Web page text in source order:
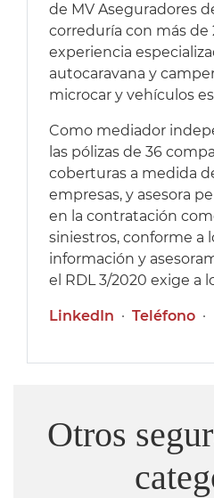
de MV Aseguradores
correduría con más de
experiencia
autocaravana y
microcar y vehículos
Como mediador
las pólizas de 36
coberturas a medida
empresas, y asesora
en la contratación
siniestros, conforme a
información y
el RDL 3/2020 exige a
LinkedIn · Teléfono ·
Otros